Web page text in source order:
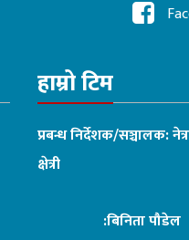
हाम्रो टिम
प्रबन्ध निर्देशक/सञ्चालक: नेत्र
क्षेत्री
:बिनिता पौडेल